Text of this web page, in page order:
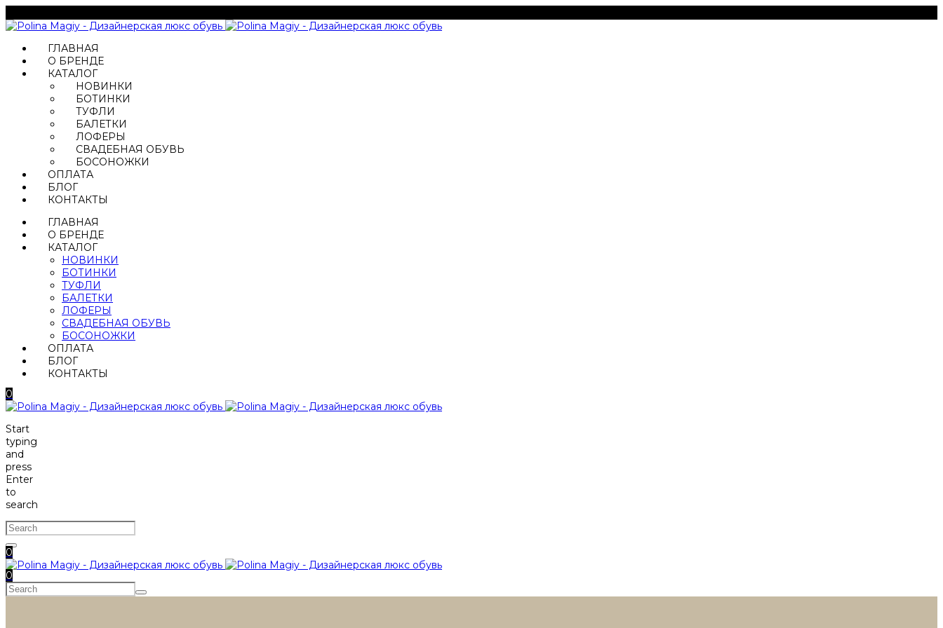
ГЛАВНАЯ
О БРЕНДЕ
КАТАЛОГ
НОВИНКИ
БОТИНКИ
ТУФЛИ
БАЛЕТКИ
ЛОФЕРЫ
СВАДЕБНАЯ ОБУВЬ
БОСОНОЖКИ
ОПЛАТА
БЛОГ
КОНТАКТЫ
ГЛАВНАЯ
О БРЕНДЕ
КАТАЛОГ
НОВИНКИ
БОТИНКИ
ТУФЛИ
БАЛЕТКИ
ЛОФЕРЫ
СВАДЕБНАЯ ОБУВЬ
БОСОНОЖКИ
ОПЛАТА
БЛОГ
КОНТАКТЫ
0
Start
typing
and
press
Enter
to
search
0
0